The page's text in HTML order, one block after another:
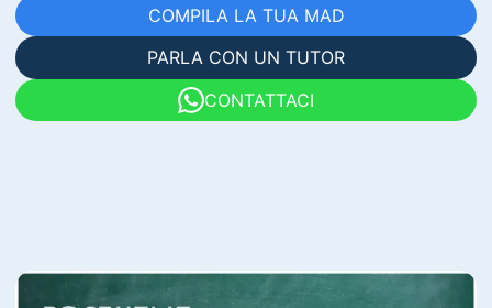
COMPILA LA TUA MAD
PARLA CON UN TUTOR
CONTATTACI